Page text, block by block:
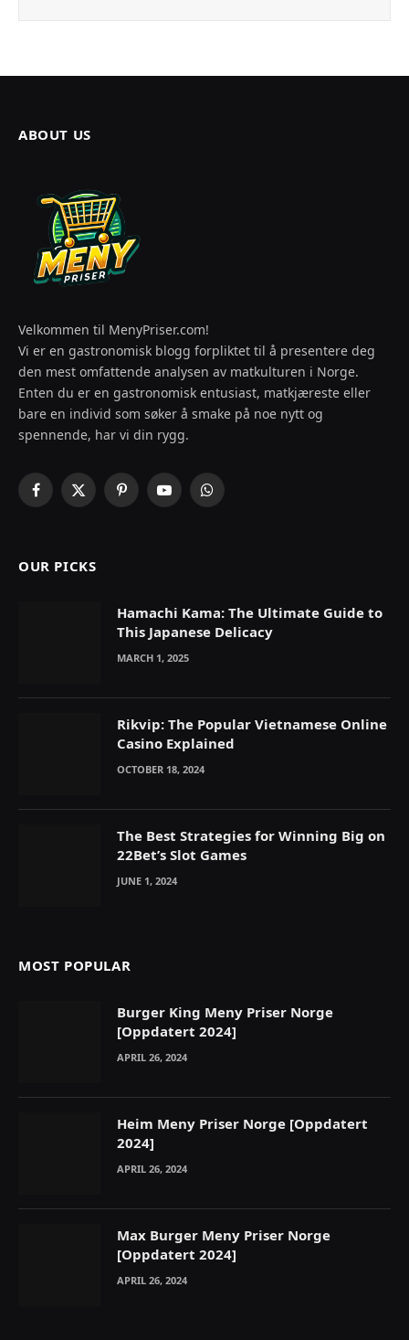
ABOUT US
Velkommen til MenyPriser.com!
Vi er en gastronomisk blogg forpliktet til å presentere deg
den mest omfattende analysen av matkulturen i Norge.
Enten du er en gastronomisk entusiast, matkjæreste eller
bare en individ som søker å smake på noe nytt og
spennende, har vi din rygg.
Facebook
X
PinterestYouTubeWhatsApp
OUR PICKS
Hamachi Kama: The Ultimate Guide to
This Japanese Delicacy
MARCH 1, 2025
Rikvip: The Popular Vietnamese Online
Casino Explained
OCTOBER 18, 2024
The Best Strategies for Winning Big on
22Bet’s Slot Games
JUNE 1, 2024
MOST POPULAR
Burger King Meny Priser Norge
[Oppdatert 2024]
APRIL 26, 2024
Heim Meny Priser Norge [Oppdatert
2024]
APRIL 26, 2024
Max Burger Meny Priser Norge
[Oppdatert 2024]
APRIL 26, 2024